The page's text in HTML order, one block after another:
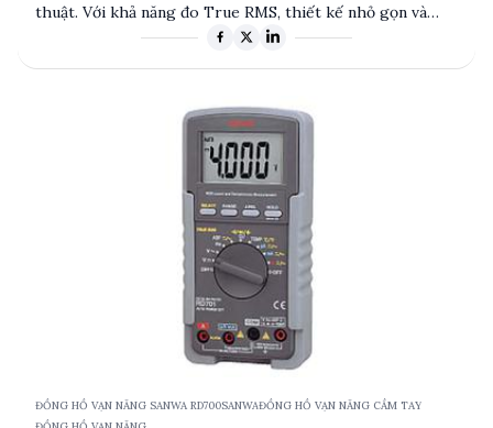
thuật. Với khả năng đo True RMS, thiết kế nhỏ gọn và
màn hình LCD lớn, sản phẩm này đáp ứng nhu cầu đo điện
giữ dữ liệu, CD772 là lựa chọn đáng tin cậy cho các chuyên
ĐỒNG HỒ VẠN NĂNG SANWA RD700SANWAĐỒNG HỒ VẠN NĂNG CẦM TAY